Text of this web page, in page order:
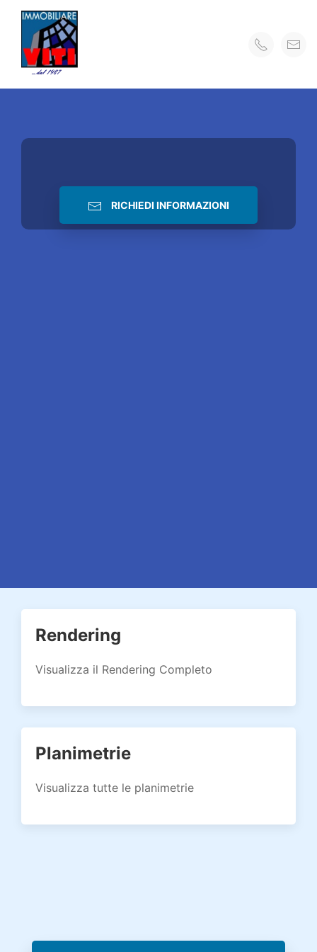
RICHIEDI INFORMAZIONI
Rendering
Visualizza il Rendering Completo
Planimetrie
Visualizza tutte le planimetrie